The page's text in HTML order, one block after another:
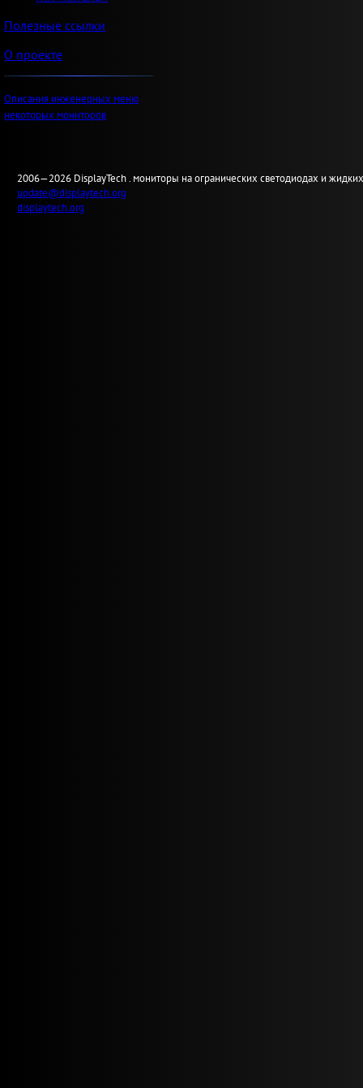
Полезные ссылки
О проекте
Описания инженерных меню
некоторых мониторов
2006—2026 DisplayTech . мониторы на огранических светодиодах и
update@displaytech.org
displaytech.org